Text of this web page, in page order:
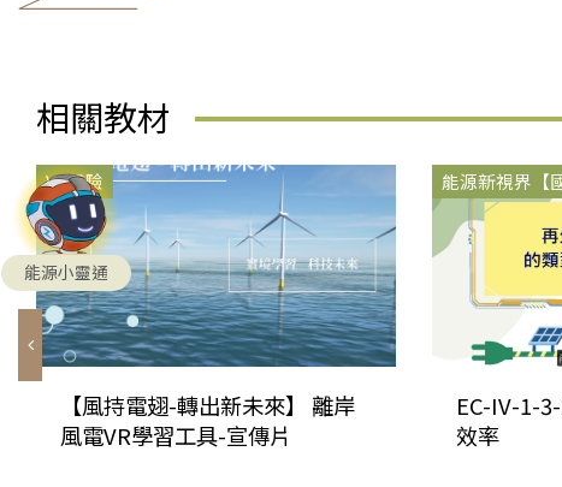
相關教材
VR體驗
【風持電翅-轉出新未來】 離岸
風電VR學習工具-宣傳片
能源新視界【
EC-IV-1-
效率
能源小靈通